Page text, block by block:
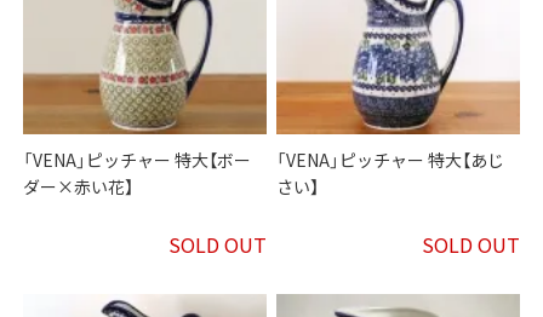
「VENA」ピッチャー 特大【ボー
ダー×赤い花】
SOLD OUT
「VENA」ピッチャー 特大【あじ
さい】
SOLD OUT